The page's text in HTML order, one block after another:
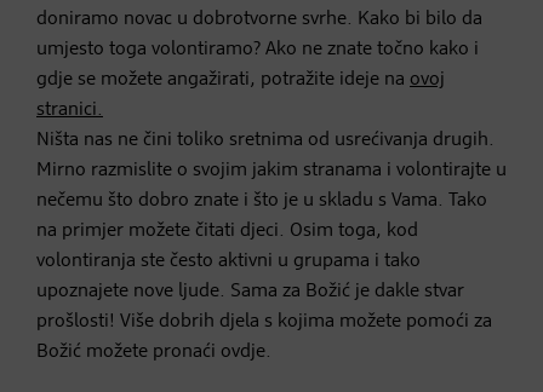
doniramo novac u dobrotvorne svrhe. Kako bi bilo da
umjesto toga volontiramo? Ako ne znate točno kako i
gdje se možete angažirati, potražite ideje na ovoj
stranici.
Ništa nas ne čini toliko sretnima od usrećivanja drugih.
Mirno razmislite o svojim jakim stranama i volontirajte u
nečemu što dobro znate i što je u skladu s Vama. Tako
na primjer možete čitati djeci. Osim toga, kod
volontiranja ste često aktivni u grupama i tako
upoznajete nove ljude. Sama za Božić je dakle stvar
prošlosti! Više dobrih djela s kojima možete pomoći za
Božić možete pronaći ovdje.